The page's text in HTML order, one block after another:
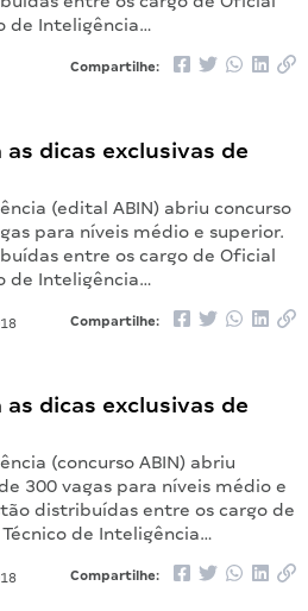
de Inteligência…
Compartilhe:
dicas exclusivas de
(edital ABIN) abriu concurso
para níveis médio e superior.
entre os cargo de Oficial
de Inteligência…
Compartilhe:
dicas exclusivas de
(concurso ABIN) abriu
300 vagas para níveis médio e
distribuídas entre os cargo de
de Inteligência…
Compartilhe: